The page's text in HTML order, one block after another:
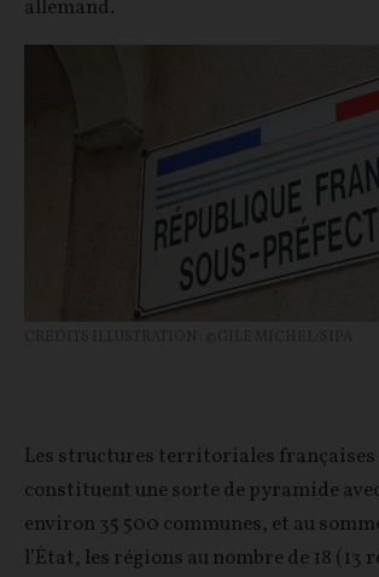
allemand.
Les structures territoriales françaises
constituent une sorte de pyramide
environ 35 500 communes, et au
l’État, les régions au nombre de 18 (13